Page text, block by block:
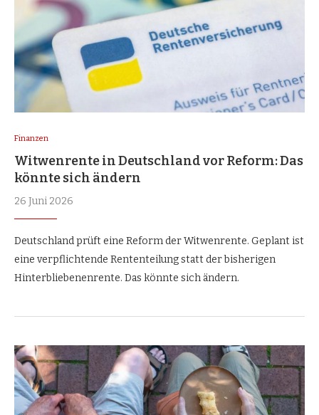
Finanzen
Witwenrente in Deutschland vor Reform: Das
könnte sich ändern
26 Juni 2026
Deutschland prüft eine Reform der Witwenrente. Geplant ist
eine verpflichtende Rententeilung statt der bisherigen
Hinterbliebenenrente. Das könnte sich ändern.